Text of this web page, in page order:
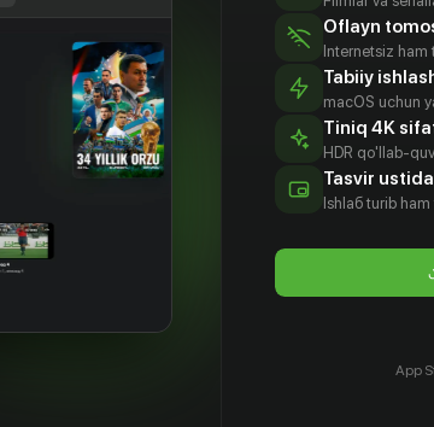
дочке хотя бы еще несколько
Oflayn
Internetsiz ham
Tabiiy
macOS uchun
Tiniq 4K
HDR qo'llab-
Tasvir
Ishlаб turib
App